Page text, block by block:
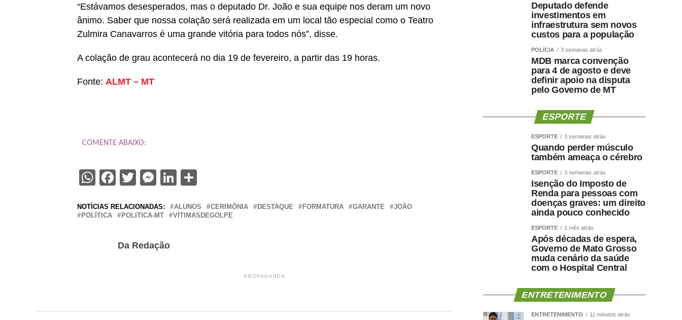
“Estávamos desesperados, mas o deputado Dr. João e sua equipe nos deram um novo
ânimo. Saber que nossa colação será realizada em um local tão especial como o Teatro
Zulmira Canavarros é uma grande vitória para todos nós”, disse.
A colação de grau acontecerá no dia 19 de fevereiro, a partir das 19 horas.
Fonte: ALMT – MT
COMENTE ABAIXO:
WhatsApp
Facebook
TwitterMessenger
LinkedIn
NOTÍCIAS RELACIONADAS: ALUNOS CERIMÔNIA DESTAQUE FORMATURA GARANTE
JOÃO
POLÍTICA
POLITICA-MT VÍTIMASDEGOLPE
Da Redação
PROPAGANDA
Deputado defende
investimentos em
infraestrutura sem novos
custos para a população
POLÍCIA 3 semanas atrás
MDB marca convenção
para 4 de agosto e deve
definir apoio na disputa
pelo Governo de MT
ESPORTE
ESPORTE 3 semanas atrás
Quando perder músculo
também ameaça o cérebro
ESPORTE 3 semanas atrás
Isenção do Imposto de
Renda para pessoas com
doenças graves: um direito
ainda pouco conhecido
ESPORTE 1 mês atrás
Após décadas de espera,
Governo de Mato Grosso
muda cenário da saúde
com o Hospital Central
ENTRETENIMENTO
ENTRETENIMENTO 11 minutos atrás